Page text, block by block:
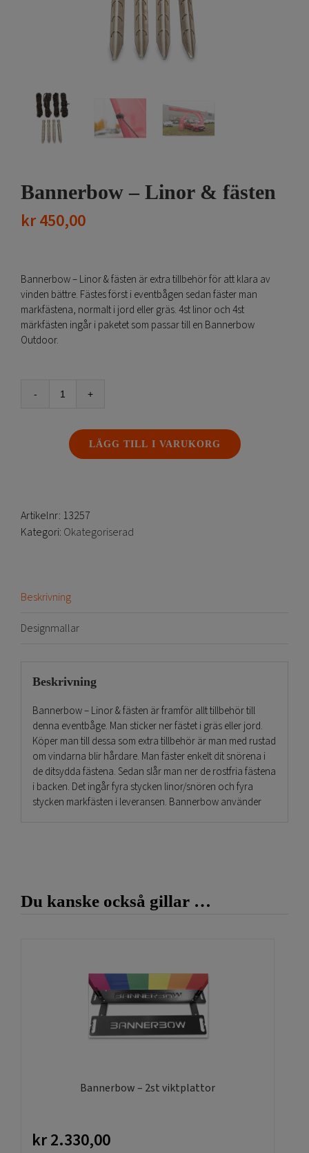
Bannerbow – Linor & fästen
kr450,00
Bannerbow – Linor & fästen är extra tillbehör för att klara av
vinden bättre. Fästes först i eventbågen sedan fäster man
markfästena, normalt i jord eller gräs. 4st linor och 4st
märkfästen ingår i paketet som passar till en Bannerbow
Outdoor.
Bannerbow
Linor
LÄGG TILL I VARUKORG
Artikelnr: 13257
Kategori: Okategoriserad
Beskrivning
Designmallar
Beskrivning
Bannerbow – Linor & fästen är framför allt tillbehör till
denna eventbåge. Man sticker ner fästet i gräs eller jord.
Köper man till dessa som extra tillbehör är man med rustad
om vindarna blir hårdare. Man fäster enkelt dit snörena i
de ditsydda fästena. Sedan slår man ner de rostfria fästena
i backen. Det ingår fyra stycken linor/snören och fyra
stycken markfästen i leveransen. Bannerbow använder
Man kan även köpa till extra vikter och det är hård
Du kanske också gillar …
Bannerbow – 2st viktplattor
kr2.330,00